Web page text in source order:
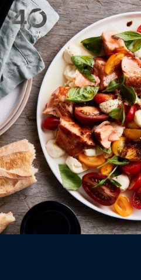
メインコンテンツへスキップ